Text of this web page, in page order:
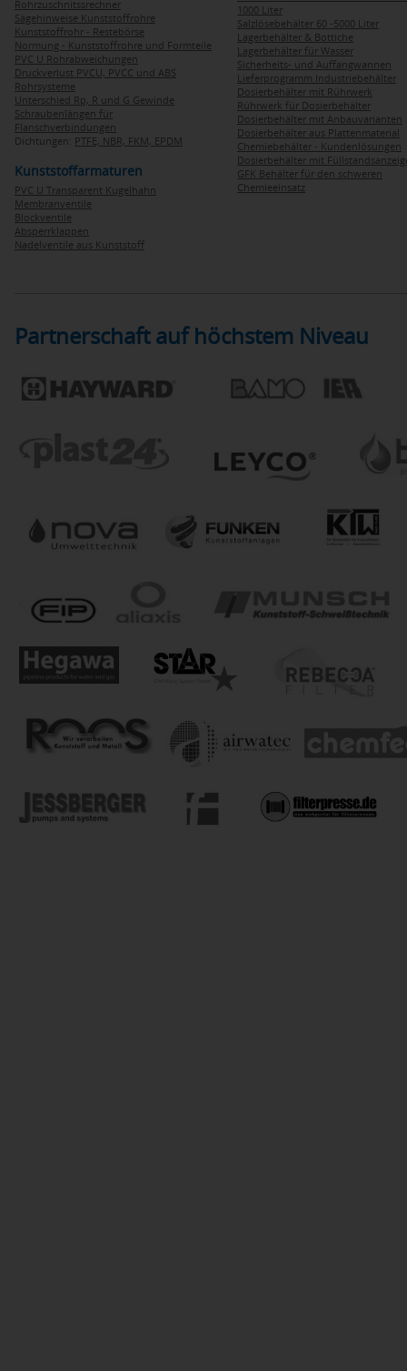
Rohrzuschnitssrechner
Sägehinweise Kunststoffrohre
Kunststoffrohr - Restebörse
Normung - Kunststoffrohre und Formteile
PVC U Rohrabweichungen
Druckverlust PVCU, PVCC und ABS
Rohrsysteme
Unterschied Rp, R und G Gewinde
Schraubenlängen für
Flanschverbindungen
Dichtungen: PTFE, NBR, FKM, EPDM
Kunststoffarmaturen
PVC U Transparent Kugelhahn
Membranventile
Blockventile
Absperrklappen
Nadelventile aus Kunststoff
1000 Liter
Salzlösebehälter 60 -5000 Liter
Lagerbehälter & Bottiche
Lagerbehälter für Wasser
Sicherheits- und Auffangwannen
Lieferprogramm Industriebehälter
Dosierbehälter mit Rührwerk
Rührwerk für Dosierbehälter
Dosierbehälter mit Anbauvarianten
Dosierbehälter aus Plattenmaterial
Chemiebehälter - Kundenlösungen
Dosierbehälter mit
GFK Behälter für den schweren
Chemieeinsatz
Partnerschaft auf höchstem Niveau